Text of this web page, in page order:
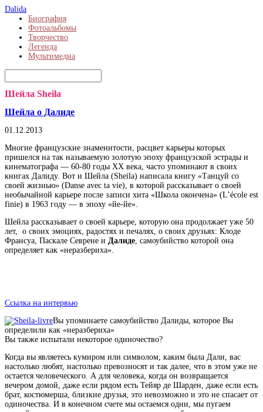
Dalida
Биография
Фотоальбомы
Творчество
Легенда
Мультимедиа
Шейла Sheila
Шейла о Далиде
01.12.2013
Многие французские знаменитости, расцвет карьеры которых
пришелся на так называемую золотую эпоху французской эстрады и
кинематографа — 60-80 годы XX века, часто упоминают в своих
книгах Далиду. Вот и Шейла (Sheila) написала книгу «Танцуй со
своей жизнью» (Danse avec ta vie), в которой рассказывает о своей
необычайной карьере после записи хита «Школа окончена» (L’école est
finie) в 1963 году — в эпоху «йе-йе».
Шейла рассказывает о своей карьере, которую она продолжает уже 50
лет, о своих эмоциях, радостях и печалях, о своих друзьях: Клоде
Франсуа, Паскале Севрене и Далиде , самоубийство которой она
определяет как «неразбериха».
Ссылка на интервью
Вы упоминаете самоубийство Далиды, которое Вы
определили как «неразбериха»
Вы также испытали некоторое одиночество?
Когда вы являетесь кумиром или символом, каким была Дали, вас
настолько любят, настолько превозносят и так далее, что в этом уже не
остается человеческого. А для человека, когда он возвращается
вечером домой, даже если рядом есть Тейяр де Шарден, даже если есть
брат, костюмерша, близкие друзья, это невозможно и это не спасает от
одиночества. И в конечном счете мы остаемся одни, мы пугаем